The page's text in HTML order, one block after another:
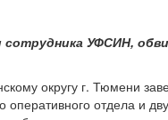
УФСИН,
округу г. Тюмени
отдела и